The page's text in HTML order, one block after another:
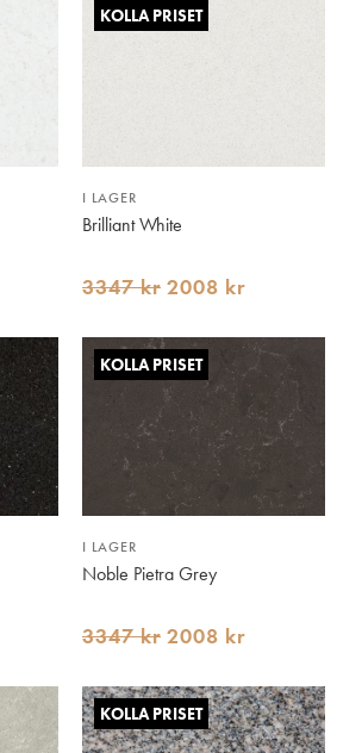
KOLLA PRISET
I LAGER
Brilliant White
3347 kr 2008 kr
KOLLA PRISET
I LAGER
Noble Pietra Grey
3347 kr 2008 kr
KOLLA PRISET